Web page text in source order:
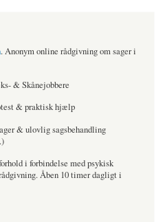
. Anonym online rådgivning om sager i
& Skånejobbere
& praktisk hjælp
& ulovlig sagsbehandling
i forbindelse med psykisk
Åben 10 timer dagligt i